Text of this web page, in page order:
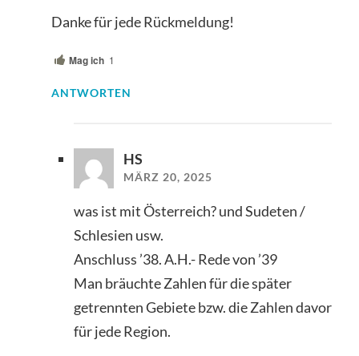
Danke für jede Rückmeldung!
Mag ich 1
ANTWORTEN
HS
MÄRZ 20, 2025
was ist mit Österreich? und Sudeten /
Schlesien usw.
Anschluss ’38. A.H.- Rede von ’39
Man bräuchte Zahlen für die später
getrennten Gebiete bzw. die Zahlen davor
für jede Region.